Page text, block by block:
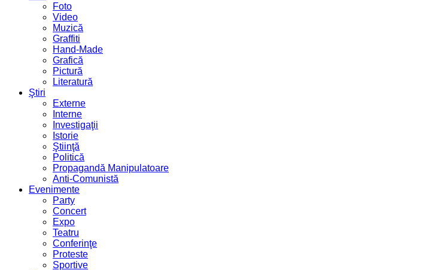
Foto
Video
Muzică
Graffiti
Hand-Made
Grafică
Pictură
Literatură
Ştiri
Externe
Interne
Investigaţii
Istorie
Ştiinţă
Politică
Propagandă Manipulatoare
Anti-Comunistă
Evenimente
Party
Concert
Expo
Teatru
Conferinţe
Proteste
Sportive